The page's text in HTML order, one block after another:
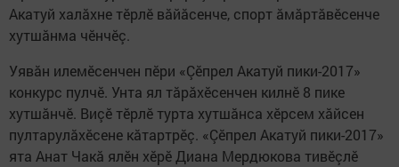
Акатуй халăхне тӗрлӗ вăйăсенче, спорт ăмăртăвӗсенче
хутшăнма чӗнчӗç.
Уявăн илемӗсенчен пӗри «Çӗпрел Акатуй пики-2017»
конкурс пулчӗ. Унта ял тăрăхӗсенчен килнӗ 8 пике
хутшăнчӗ. Виçӗ тӗрлӗ турта хутшăнса хӗрсем хăйсен
пултарулăхӗсене кăтартрӗç. «Çӗпрел Акатуй пики-2017»
ята Анат Чакă ялӗн хӗрӗ Диана Мердюкова тивӗçлӗ